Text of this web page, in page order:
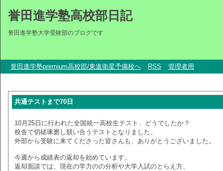
誉田進学塾高校部日記
誉田進学塾大学受験部のブログです
誉田進学塾premium高校部/東進衛星予備校へ RSS 管理者用
共通テストまで70日
10月25日に行われた全国統一高校生テスト、どうでしたか？
校舎で切磋琢磨し競い合うテストとなりました。
外部から受験に来てくださった皆さんも、ありがとうございました。
今週から成績表の返却を始めています。
返却面談では、現在の学力のの分析や大学入試のとらえ方、